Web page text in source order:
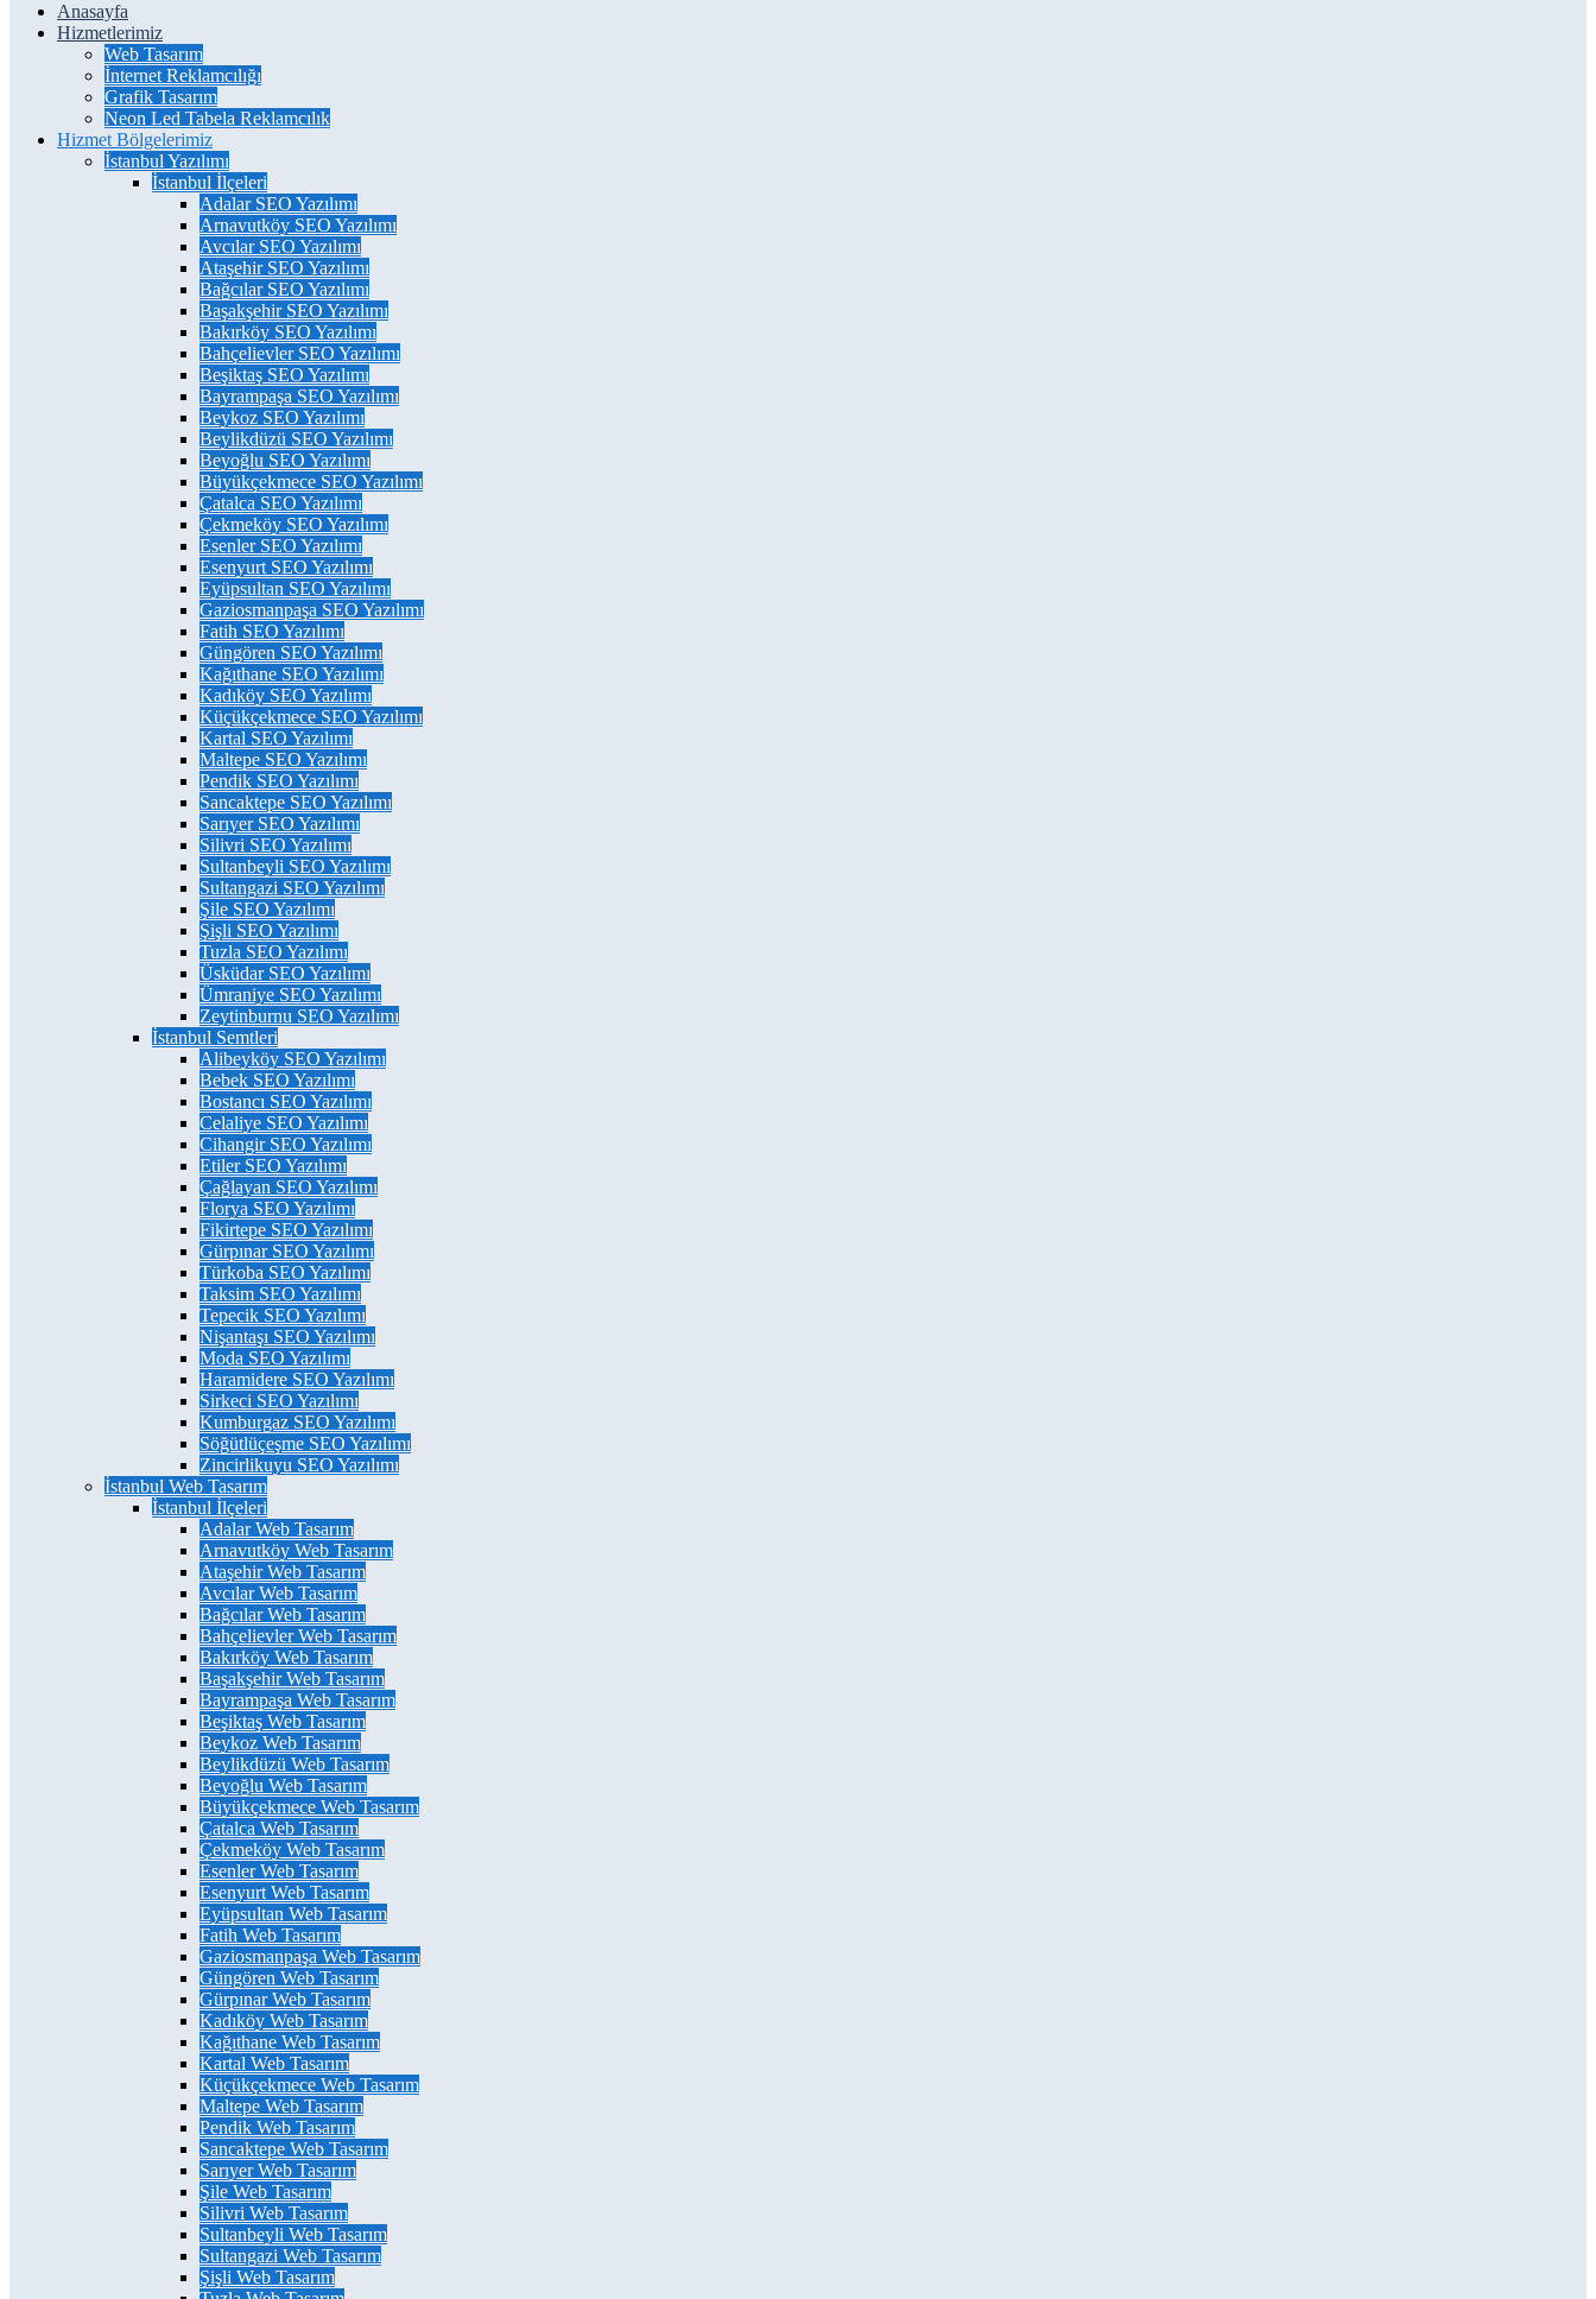
Anasayfa
Hizmetlerimiz
Web Tasarım
İnternet Reklamcılığı
Grafik Tasarım
Neon Led Tabela Reklamcılık
Hizmet Bölgelerimiz
İstanbul Yazılımı
İstanbul İlçeleri
Adalar SEO Yazılımı
Arnavutköy SEO Yazılımı
Avcılar SEO Yazılımı
Ataşehir SEO Yazılımı
Bağcılar SEO Yazılımı
Başakşehir SEO Yazılımı
Bakırköy SEO Yazılımı
Bahçelievler SEO Yazılımı
Beşiktaş SEO Yazılımı
Bayrampaşa SEO Yazılımı
Beykoz SEO Yazılımı
Beylikdüzü SEO Yazılımı
Beyoğlu SEO Yazılımı
Büyükçekmece SEO Yazılımı
Çatalca SEO Yazılımı
Çekmeköy SEO Yazılımı
Esenler SEO Yazılımı
Esenyurt SEO Yazılımı
Eyüpsultan SEO Yazılımı
Gaziosmanpaşa SEO Yazılımı
Fatih SEO Yazılımı
Güngören SEO Yazılımı
Kağıthane SEO Yazılımı
Kadıköy SEO Yazılımı
Küçükçekmece SEO Yazılımı
Kartal SEO Yazılımı
Maltepe SEO Yazılımı
Pendik SEO Yazılımı
Sancaktepe SEO Yazılımı
Sarıyer SEO Yazılımı
Silivri SEO Yazılımı
Sultanbeyli SEO Yazılımı
Sultangazi SEO Yazılımı
Şile SEO Yazılımı
Şişli SEO Yazılımı
Tuzla SEO Yazılımı
Üsküdar SEO Yazılımı
Ümraniye SEO Yazılımı
Zeytinburnu SEO Yazılımı
İstanbul Semtleri
Alibeyköy SEO Yazılımı
Bebek SEO Yazılımı
Bostancı SEO Yazılımı
Celaliye SEO Yazılımı
Cihangir SEO Yazılımı
Etiler SEO Yazılımı
Çağlayan SEO Yazılımı
Florya SEO Yazılımı
Fikirtepe SEO Yazılımı
Gürpınar SEO Yazılımı
Türkoba SEO Yazılımı
Taksim SEO Yazılımı
Tepecik SEO Yazılımı
Nişantaşı SEO Yazılımı
Moda SEO Yazılımı
Haramidere SEO Yazılımı
Sirkeci SEO Yazılımı
Kumburgaz SEO Yazılımı
Söğütlüçeşme SEO Yazılımı
Zincirlikuyu SEO Yazılımı
İstanbul Web Tasarım
İstanbul İlçeleri
Adalar Web Tasarım
Arnavutköy Web Tasarım
Ataşehir Web Tasarım
Avcılar Web Tasarım
Bağcılar Web Tasarım
Bahçelievler Web Tasarım
Bakırköy Web Tasarım
Başakşehir Web Tasarım
Bayrampaşa Web Tasarım
Beşiktaş Web Tasarım
Beykoz Web Tasarım
Beylikdüzü Web Tasarım
Beyoğlu Web Tasarım
Büyükçekmece Web Tasarım
Çatalca Web Tasarım
Çekmeköy Web Tasarım
Esenler Web Tasarım
Esenyurt Web Tasarım
Eyüpsultan Web Tasarım
Fatih Web Tasarım
Gaziosmanpaşa Web Tasarım
Güngören Web Tasarım
Gürpınar Web Tasarım
Kadıköy Web Tasarım
Kağıthane Web Tasarım
Kartal Web Tasarım
Küçükçekmece Web Tasarım
Maltepe Web Tasarım
Pendik Web Tasarım
Sancaktepe Web Tasarım
Sarıyer Web Tasarım
Şile Web Tasarım
Silivri Web Tasarım
Sultanbeyli Web Tasarım
Sultangazi Web Tasarım
Şişli Web Tasarım